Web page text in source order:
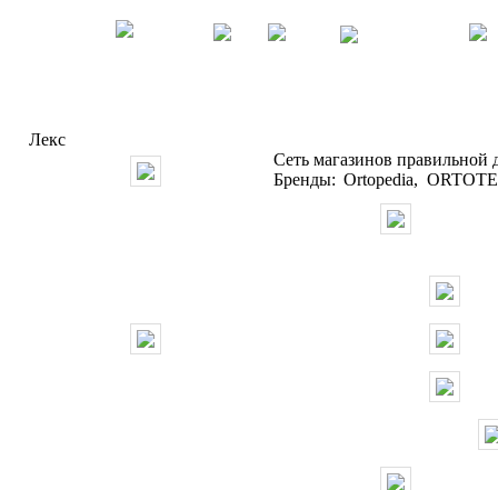
Лекс
Сеть магазинов правильной
Бренды: Ortopedia,